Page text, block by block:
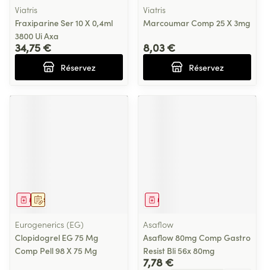
Viatris
Fraxiparine Ser 10 X 0,4ml
3800 Ui Axa
34,75 €
Réservez
Viatris
Marcoumar Comp 25 X 3mg
8,03 €
Réservez
Sur prescription
Médicament
Eurogenerics (EG)
Clopidogrel EG 75 Mg
Comp Pell 98 X 75 Mg
Médicament
Asaflow
Asaflow 80mg Comp Gastro
Resist Bli 56x 80mg
7,78 €